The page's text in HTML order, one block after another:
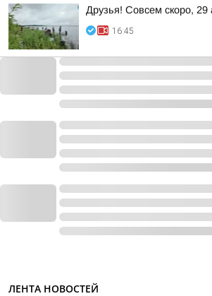
Друзья! Совсем скоро,
16:45
ЛЕНТА НОВОСТЕЙ